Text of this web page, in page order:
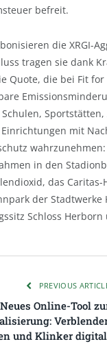
befreit.
die XRGI-
tragen sie dank
Quote, die bei Fit
mit
in den
das
der
Schloss
PREVIOUS
Neues Online-Tool
und Klinker